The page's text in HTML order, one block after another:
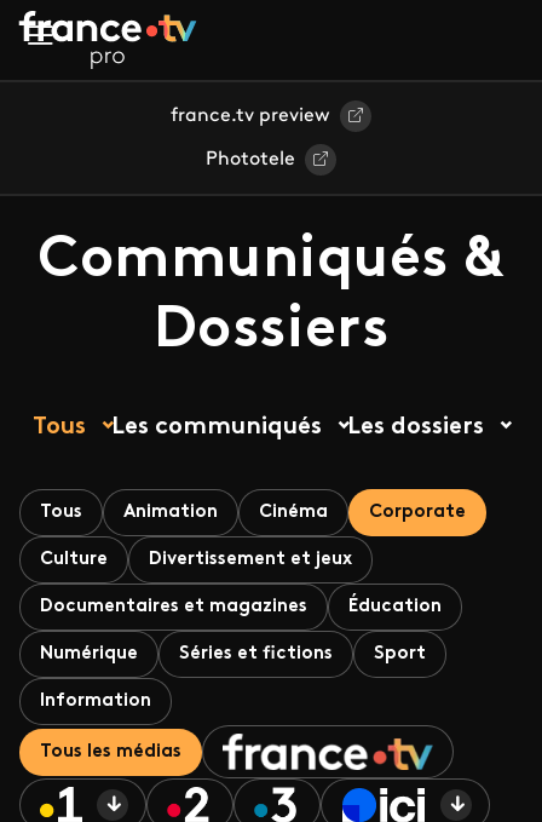
Aller au contenu principal
france.tv preview
Phototele
Communiqués &
Dossiers
Tous Les communiqués Les dossiers
Tous Animation Cinéma Corporate
Culture Divertissement et jeux
Documentaires et magazines Éducation
Numérique Séries et fictions Sport
Information
Tous les médias